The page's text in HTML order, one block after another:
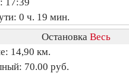
0 ч. 19 мин.
Остановка Весь
14,90 км.
70.00 руб.